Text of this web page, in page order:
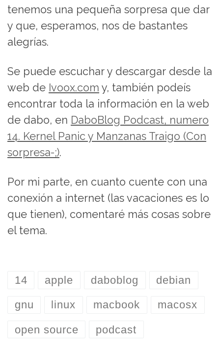
tenemos una pequeña sorpresa que dar
y que, esperamos, nos de bastantes
alegrías.
Se puede escuchar y descargar desde la
web de Ivoox.com y, también podeís
encontrar toda la información en la web
de dabo, en DaboBlog Podcast, numero
14. Kernel Panic y Manzanas Traigo (Con
sorpresa-;).
Por mi parte, en cuanto cuente con una
conexión a internet (las vacaciones es lo
que tienen), comentaré más cosas sobre
el tema.
14 apple daboblog debian
gnu linux macbook macosx
open source podcast